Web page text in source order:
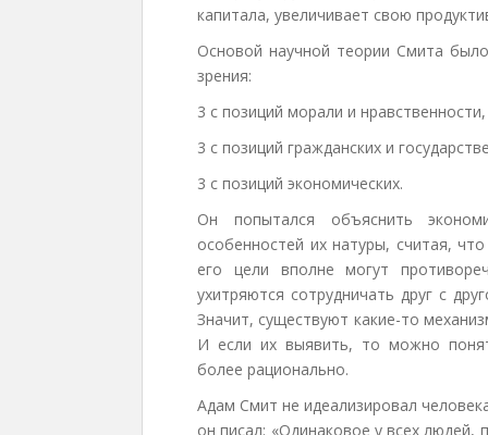
капитала, увеличивает свою
Основой научной теории Смита
зрения:
3 с позиций морали и нравственности,
3 с позиций гражданских и
3 с позиций экономических.
Он попытался объяснить
особенностей их натуры, считая,
его цели вполне могут
ухитряются сотрудничать друг с
Значит, существуют какие-то
И если их выявить, то можно
более рационально.
Адам Смит не идеализировал
он писал: «Одинаковое у всех